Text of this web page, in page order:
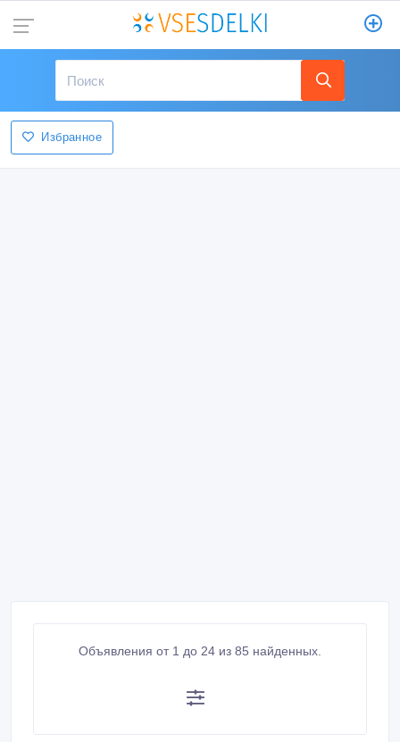
Избранное
Объявления от 1 до 24 из 85 найденных.